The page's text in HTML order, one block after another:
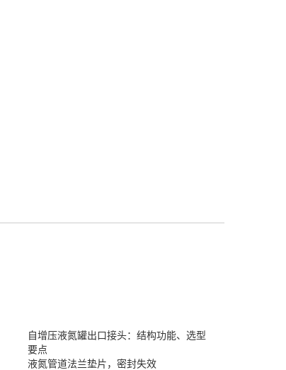
自增压液氮罐出口接头：结构功能、选型
要点
液氮管道法兰垫片，密封失效